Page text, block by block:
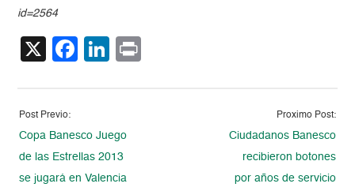
id=2564
X Facebook
LinkedIn
Post Previo:
Copa Banesco Juego
de las Estrellas 2013
se jugará en Valencia
Proximo Post:
Ciudadanos Banesco
recibieron botones
por años de servicio